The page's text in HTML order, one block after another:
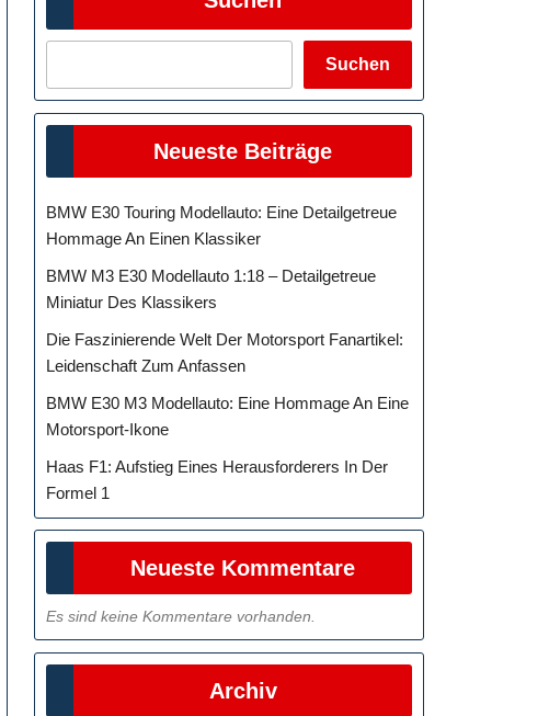
Suchen
Neueste Beiträge
BMW E30 Touring Modellauto: Eine Detailgetreue
Hommage An Einen Klassiker
BMW M3 E30 Modellauto 1:18 – Detailgetreue
Miniatur Des Klassikers
Die Faszinierende Welt Der Motorsport Fanartikel:
Leidenschaft Zum Anfassen
BMW E30 M3 Modellauto: Eine Hommage An Eine
Motorsport-Ikone
Haas F1: Aufstieg Eines Herausforderers In Der
Formel 1
Neueste Kommentare
Es sind keine Kommentare vorhanden.
Archiv